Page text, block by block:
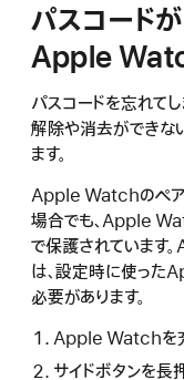
パスコード
Apple
パスコードを忘れて
解除や消去ができな
ます。
Apple Watchのペア
場合でも、Apple
で保護されています
は、設定時に使った
必要があります。
Apple Watchを充
サイドボタンを長